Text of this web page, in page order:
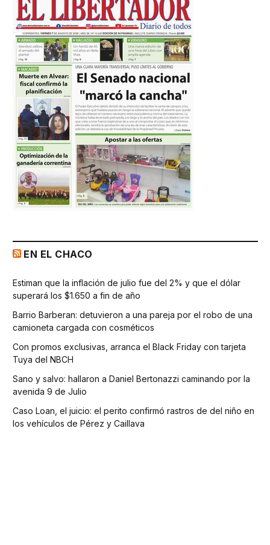
EN EL CHACO
Estiman que la inflación de julio fue del 2% y que el dólar
superará los $1.650 a fin de año
Barrio Barberan: detuvieron a una pareja por el robo de una
camioneta cargada con cosméticos
Con promos exclusivas, arranca el Black Friday con tarjeta
Tuya del NBCH
Sano y salvo: hallaron a Daniel Bertonazzi caminando por la
avenida 9 de Julio
Caso Loan, el juicio: el perito confirmó rastros de del niño en
los vehículos de Pérez y Caillava